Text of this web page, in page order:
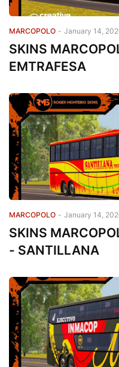
MARCOPOLO - January 14,
SKINS
EMTRAFESA
MARCOPOLO - January 14,
SKINS
- SANTILLANA